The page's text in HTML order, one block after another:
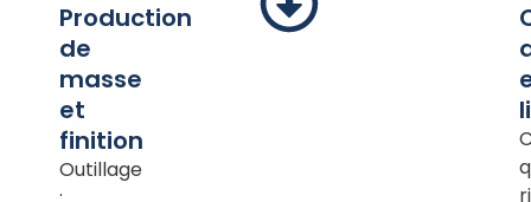
Production
de
masse
et
finition
Outillage